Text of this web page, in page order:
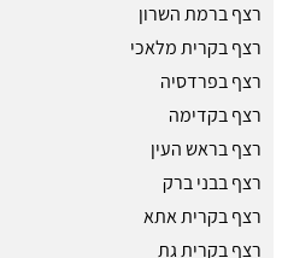
רצף ברמת השרון
רצף בקרית מלאכי
רצף בפרדסיה
רצף בקדימה
רצף בראש העין
רצף בבני ברק
רצף בקרית אתא
רצף בקרית גת